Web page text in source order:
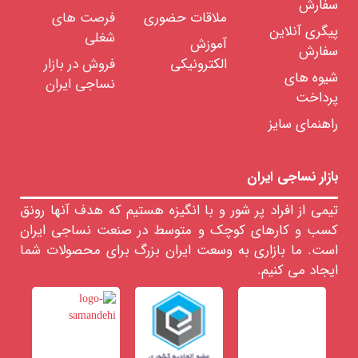
نخ
اسپان
نخ
ویسکوز
ریون
نخ
نایلون
انواع
نخ
های
فانتزی
رنگرزی
انواع
نخ
تابندگی
نخ
سفارش
پیگری آنلاین
سفارش
شیوه های
پرداخت
راهنمای سایز
ملاقات حضوری
آموزش
الکترونیکی
فرصت های
شغلی
فروش در بازار
نساجی ایران
بازار نساجی ایران
تیمی از افراد پر شور و با انگیزه هستیم که هدف آنها رونق
کسب و کارهای کوچک و متوسط در صنعت نساجی ایران
است. ما بازاری به وسعت ایران بزرگ برای محصولات شما
ایجاد می کنیم.